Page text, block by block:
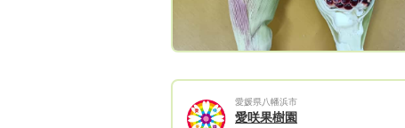
ズ（6～10種類）... 4,800円（送料別）
120サイズ（長い野菜の場合）（6～8種
類）…4,000円（送料別）※冬限定
愛媛県八幡浜市
愛咲果樹園